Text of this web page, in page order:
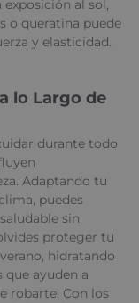
al sol,
o queratina puede
y elasticidad.
lo Largo de
durante todo
Adaptando tu
puedes
sin
proteger tu
hidratando
ayuden a
robarte. Con los